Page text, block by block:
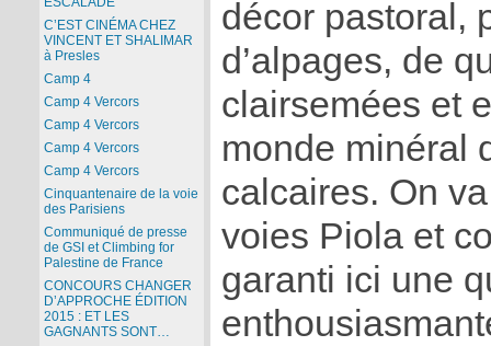
décor pastoral,
d’alpages, de
clairsemées et
monde minéral
calcaires. On
voies Piola et
garanti ici une
C’EST CINÉMA CHEZ
VINCENT ET SHALIMAR
à Presles
Camp 4
Camp 4 Vercors
Camp 4 Vercors
Camp 4 Vercors
Camp 4 Vercors
Cinquantenaire de la voie
des Parisiens
Communiqué de presse
de GSI et Climbing for
Palestine de France
CONCOURS CHANGER
D’APPROCHE ÉDITION
2015 : ET LES
GAGNANTS SONT…